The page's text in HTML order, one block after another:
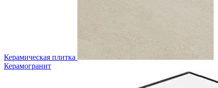
Керамическая плитка
Керамогранит